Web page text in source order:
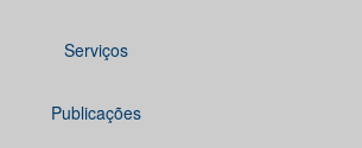
Serviços
Publicações